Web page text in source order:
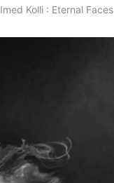
Imed Kolli : Eternal Faces